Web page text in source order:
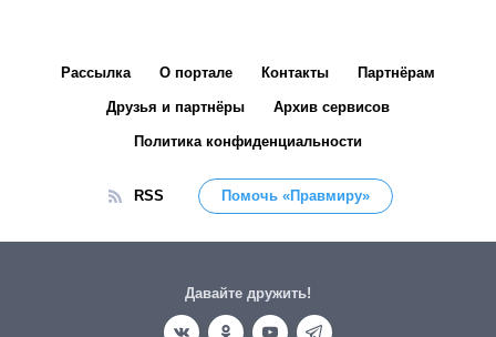
Рассылка О портале Контакты Партнёрам
Друзья и партнёры Архив сервисов
Политика конфиденциальности
RSS Помочь «Правмиру»
Давайте дружить!